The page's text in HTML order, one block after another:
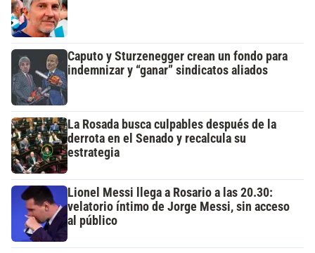
Caputo y Sturzenegger crean un fondo para
indemnizar y “ganar” sindicatos aliados
La Rosada busca culpables después de la
derrota en el Senado y recalcula su
estrategia
Lionel Messi llega a Rosario a las 20.30:
velatorio íntimo de Jorge Messi, sin acceso
al público